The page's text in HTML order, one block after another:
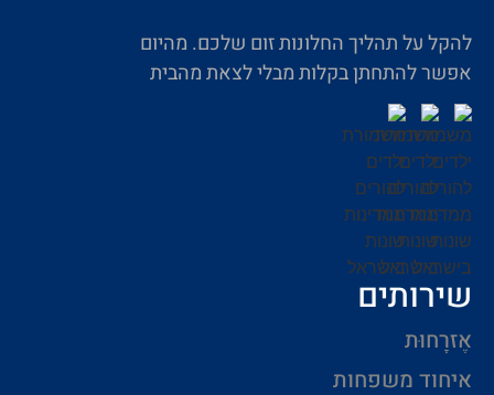
להקל על תהליך החלונות זום שלכם. מהיום
אפשר להתחתן בקלות מבלי לצאת מהבית
שירותים
אֶזרָחוּת
איחוד משפחות